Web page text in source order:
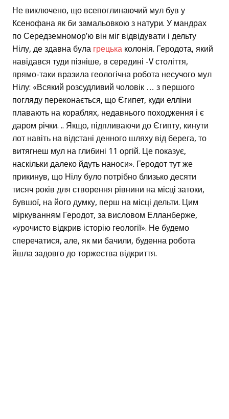
Не виключено, що всепоглинаючий мул був у
Ксенофана як би замальовкою з натури. У мандрах
по Середземномор’ю він міг відвідувати і дельту
Нілу, де здавна була грецька колонія. Геродота, який
навідався туди пізніше, в середині -V століття,
прямо-таки вразила геологічна робота несучого мул
Нілу: «Всякий розсудливий чоловік … з першого
погляду переконається, що Єгипет, куди елліни
плавають на кораблях, недавнього походження і є
даром річки. .. Якщо, підпливаючи до Єгипту, кинути
лот навіть на відстані денного шляху від берега, то
витягнеш мул на глибині 11 оргій. Це показує,
наскільки далеко йдуть наноси». Геродот тут же
прикинув, що Нілу було потрібно близько десяти
тисяч років для створення рівнини на місці затоки,
бувшої, на його думку, перш на місці дельти. Цим
міркуванням Геродот, за висловом Елланберже,
«урочисто відкрив історію геології». Не будемо
сперечатися, але, як ми бачили, буденна робота
йшла задовго до торжества відкриття.